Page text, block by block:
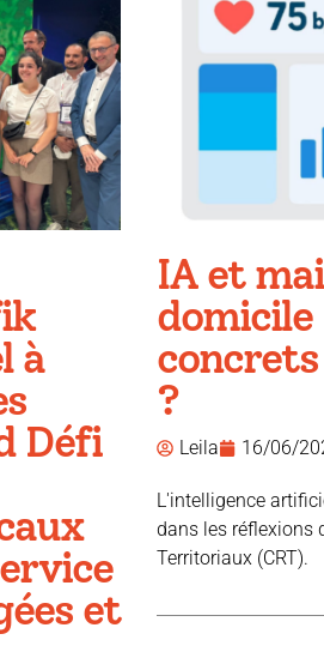
à
Défi
et
IA et
domicile
concrets
?
Leila 16/06/
L'intelligence
dans les réflexions
Territoriaux (CRT).